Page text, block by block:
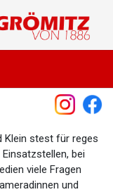
Klein stest für reges
bei
viele Fragen
und